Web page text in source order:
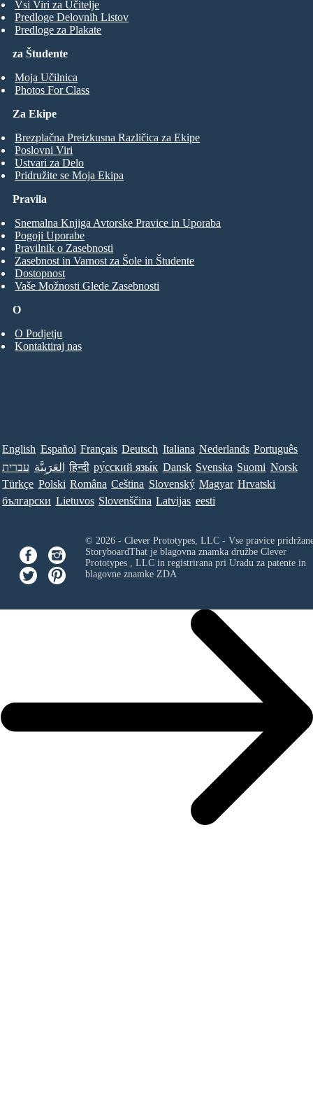
za Študente
Moja Učilnica
Photos For Class
Vsi Viri za Učitelje
Predloge Delovnih Listov
Predloge za Plakate
Za Ekipe
Brezplačna Preizkusna Različica za Ekipe
Poslovni Viri
Ustvari za Delo
Pridružite se Moja Ekipa
O
O Podjetju
Kontaktiraj nas
Pravila
Snemalna Knjiga Avtorske Pravice in Uporaba
Pogoji Uporabe
Pravilnik o Zasebnosti
Zasebnost in Varnost za Šole in Študente
Dostopnost
Vaše Možnosti Glede Zasebnosti
English Español Français Deutsch Italiana Nederlands Português
עברית العَرَبِيَّة हिन्दी ру́сский язы́к Dansk Svenska Suomi Norsk
Türkçe Polski Româna Ceština Slovenský Magyar Hrvatski
български Lietuvos Slovenščina Latvijas eesti
© 2026 - Clever Prototypes, LLC - Vse pravice
StoryboardThat je blagovna znamka družbe Clever
Prototypes , LLCin registrirana pri Uradu za patente in
blagovne znamke ZDA